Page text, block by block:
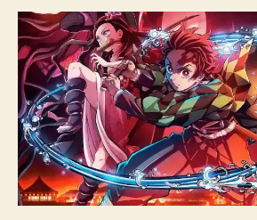
d
o
p
o
s
t
e
p
u
b
l
i
c
a
ç
ã